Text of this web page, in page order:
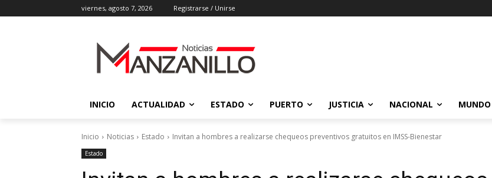
viernes, agosto 7, 2026 Registrarse / Unirse
INICIO ACTUALIDAD ESTADO PUERTO JUSTICIA NACIONAL MUNDO
Inicio Noticias Estado Invitan a hombres a realizarse chequeos preventivos gratuitos en IMSS-Bienestar
Estado